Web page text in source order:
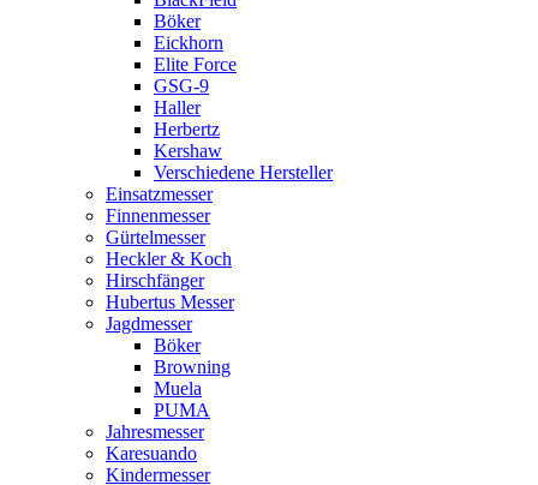
Böker
Eickhorn
Elite Force
GSG-9
Haller
Herbertz
Kershaw
Verschiedene Hersteller
Einsatzmesser
Finnenmesser
Gürtelmesser
Heckler & Koch
Hirschfänger
Hubertus Messer
Jagdmesser
Böker
Browning
Muela
PUMA
Jahresmesser
Karesuando
Kindermesser